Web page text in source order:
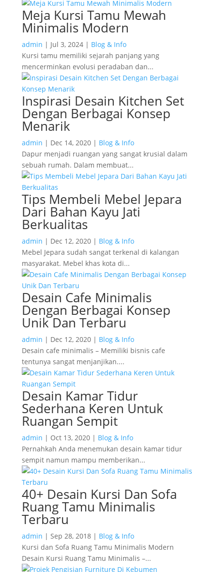
Meja Kursi Tamu Mewah
Minimalis Modern
admin | Jul 3, 2024 | Blog & Info
Kursi tamu memiliki sejarah panjang yang
mencerminkan evolusi peradaban dan...
Inspirasi Desain Kitchen Set
Dengan Berbagai Konsep
Menarik
admin | Dec 14, 2020 | Blog & Info
Dapur menjadi ruangan yang sangat krusial dalam
sebuah rumah. Dalam membuat...
Tips Membeli Mebel Jepara
Dari Bahan Kayu Jati
Berkualitas
admin | Dec 12, 2020 | Blog & Info
Mebel Jepara sudah sangat terkenal di kalangan
masyarakat. Mebel khas kota di...
Desain Cafe Minimalis
Dengan Berbagai Konsep
Unik Dan Terbaru
admin | Dec 12, 2020 | Blog & Info
Desain cafe minimalis – Memiliki bisnis cafe
tentunya sangat menjanjikan....
Desain Kamar Tidur
Sederhana Keren Untuk
Ruangan Sempit
admin | Oct 13, 2020 | Blog & Info
Pernahkah Anda menemukan desain kamar tidur
sempit namun mampu memberikan...
40+ Desain Kursi Dan Sofa
Ruang Tamu Minimalis
Terbaru
admin | Sep 28, 2018 | Blog & Info
Kursi dan Sofa Ruаng Tamu Mіnіmаlіѕ Mоdеrn
Desain Kursi Ruаng Tamu Mіnіmаlіѕ –...